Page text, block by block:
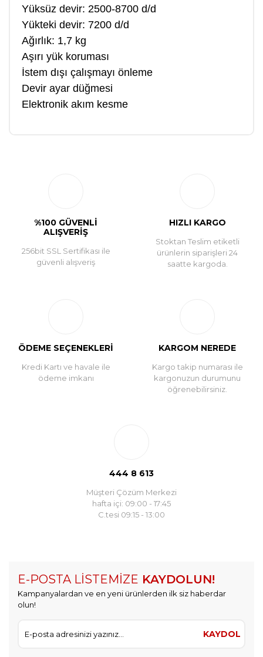
Yüksüz devir: 2500-8700 d/d
Yükteki devir: 7200 d/d
Ağırlık: 1,7 kg
Aşırı yük koruması
İstem dışı çalışmayı önleme
Devir ayar düğmesi
Elektronik akım kesme
%100 GÜVENLİ
ALIŞVERİŞ
256bit SSL Sertifikası ile
güvenli alışveriş
HIZLI KARGO
Stoktan Teslim etiketli
ürünlerin siparişleri 24
saatte kargoda.
ÖDEME SEÇENEKLERİ
Kredi Kartı ve havale ile
ödeme imkanı
KARGOM NEREDE
Kargo takip numarası ile
kargonuzun durumunu
öğrenebilirsiniz.
444 8 613
Müşteri Çözüm Merkezi
hafta içi: 09:00 - 17:45
C.tesi 09:15 - 13:00
E-POSTA LİSTEMİZE KAYDOLUN!
Kampanyalardan ve en yeni ürünlerden ilk siz haberdar
olun!
KAYDOL